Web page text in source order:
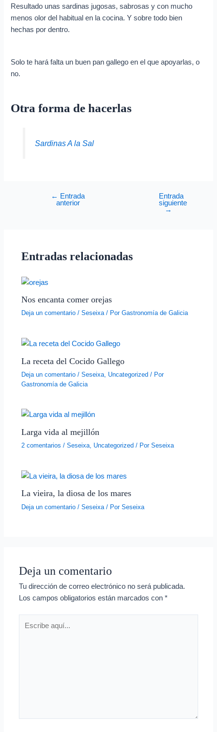
Resultado unas sardinas jugosas, sabrosas y con mucho
menos olor del habitual en la cocina. Y sobre todo bien
hechas por dentro.
Solo te hará falta un buen pan gallego en el que apoyarlas, o
no.
Otra forma de hacerlas
Sardinas A la Sal
← Entrada
anterior
Entrada
siguiente
→
Entradas relacionadas
Nos encanta comer orejas
Deja un comentario /Seseixa/ PorGastronomía de Galicia
La receta del Cocido Gallego
Deja un comentario /Seseixa Uncategorized / Por
Gastronomía de Galicia
Larga vida al mejillón
2 comentarios /Seseixa, Uncategorized / PorSeseixa
La vieira, la diosa de los mares
Deja un comentario /Seseixa / PorSeseixa
Deja un comentario
Tu dirección de correo electrónico no será publicada.
Los campos obligatorios están marcados con*